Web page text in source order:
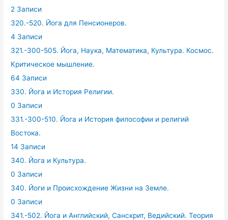
2 Записи
320.-520. Йога для Пенсионеров.
4 Записи
321.-300-505. Йога, Наука, Математика, Культура. Космос.
Критическое мышление.
64 Записи
330. Йога и История Религии.
0 Записи
331.-300-510. Йога и История философии и религий
Востока.
14 Записи
340. Йога и Культура.
0 Записи
340. Йоги и Происхождение Жизни на Земле.
0 Записи
341.-502. Йога и Английский, Санскрит, Ведийский. Теория